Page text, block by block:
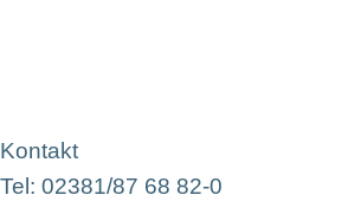
Kontakt
Tel: 02381/87 68 82-0